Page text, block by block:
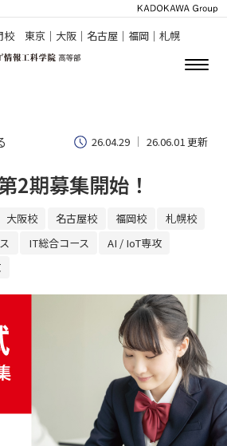
校 東京｜大阪｜名古屋｜福岡｜札幌
26.04.29 26.06.01 更新
2期募集開始！
大阪校 名古屋校 福岡校
札幌校
IT総合コース
AI / IoT専攻